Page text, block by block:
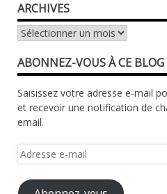
ARCHIVES
Archives
ABONNEZ-VOUS À CE
Saisissez votre adresse e-mail
et recevoir une notification de
email.
Adresse
mail